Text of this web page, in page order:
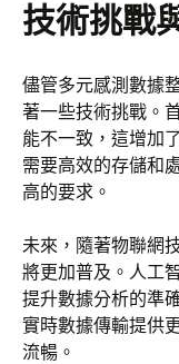
技術挑戰
儘管多元感測數據
著一些技術挑戰。
能不一致，這增加
需要高效的存儲和
高的要求。
未來，隨著物聯網
將更加普及。人工
提升數據分析的準
實時數據傳輸提供
流暢。